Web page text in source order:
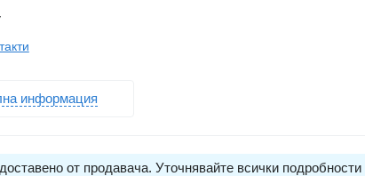
информация
от продавача. Уточнявайте всички